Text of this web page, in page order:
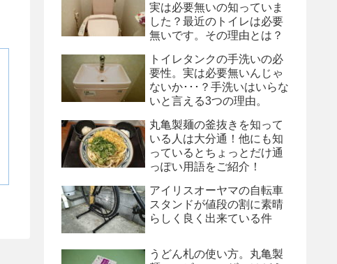
実は必要無いの知っていま
した？最近のトイレは必要
無いです。その理由とは？
トイレタンクの手洗いの必
要性。実は必要無いんじゃ
ないか･･･？手洗いはいらな
いと言える3つの理由。
丸亀製麺の釜抜きを知って
いる人は大分通！他にも知
っているとちょっとだけ通
っぽい用語をご紹介！
アイリスオーヤマの自転車
スタンドが値段の割に素晴
らしく良く出来ている件
うどん札の使い方。丸亀製